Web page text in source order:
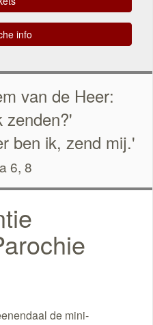
info
van de Heer:
zenden?'
ben ik, zend mij.'
6, 8
de mini-